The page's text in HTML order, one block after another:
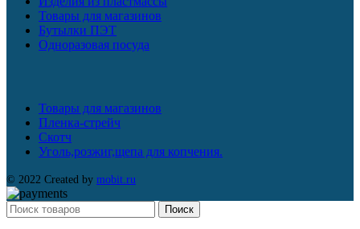
Товары для магазинов
Бутылки ПЭТ
Одноразовая посуда
Товары для магазинов
Пленка-стрейч
Скотч
Уголь,розжиг,щепа для копчения.
© 2022 Created by mobit.ru
Поиск